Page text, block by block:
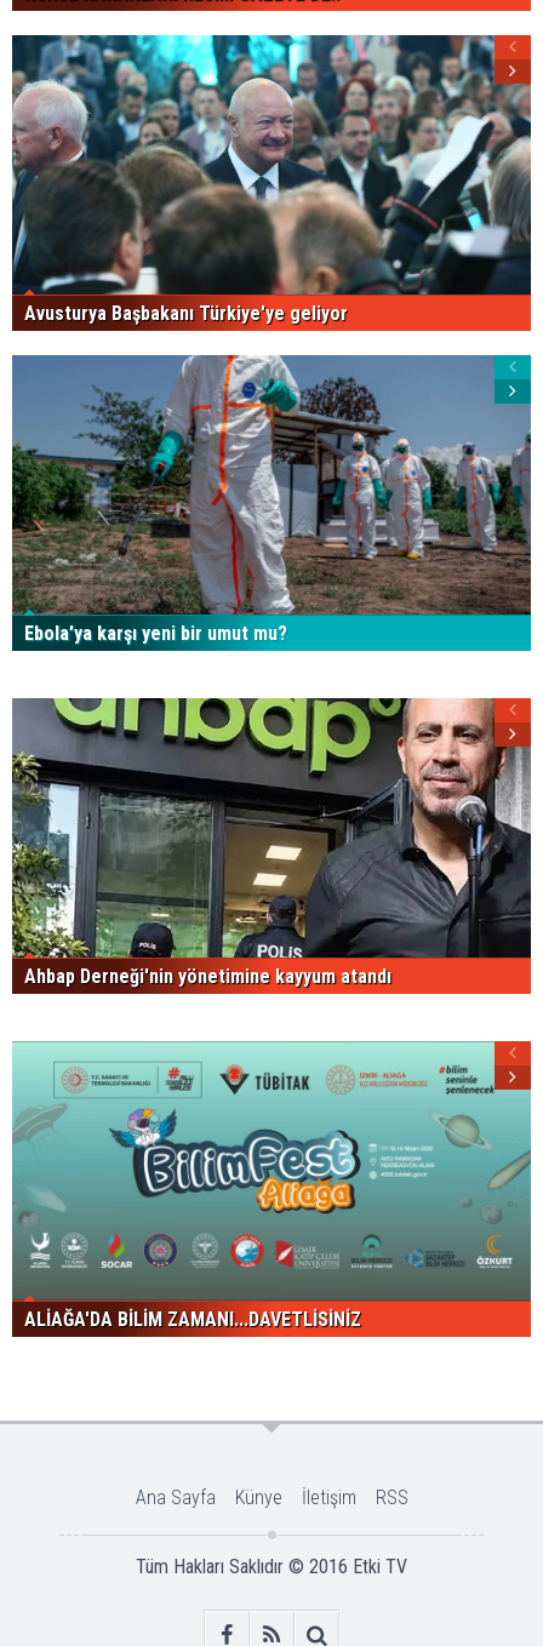
Avusturya Başbakanı Türkiye'ye geliyor
Ebola’ya karşı yeni bir umut mu?
Ahbap Derneği'nin yönetimine kayyum atandı
ALİAĞA'DA BİLİM ZAMANI...DAVETLİSİNİZ
Ana Sayfa Künye İletişim RSS
Tüm Hakları Saklıdır © 2016 Etki TV